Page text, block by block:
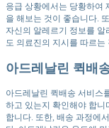
응급 상황에서는 당황하여
을 해보는 것이 좋습니다.
자신의 알레르기 정보를
도 의료진의 지시를 따르는
아드레날린 퀵배
아드레날린 퀵배송 서비스
하고 있는지 확인해야 합
합니다. 또한, 배송 과정에